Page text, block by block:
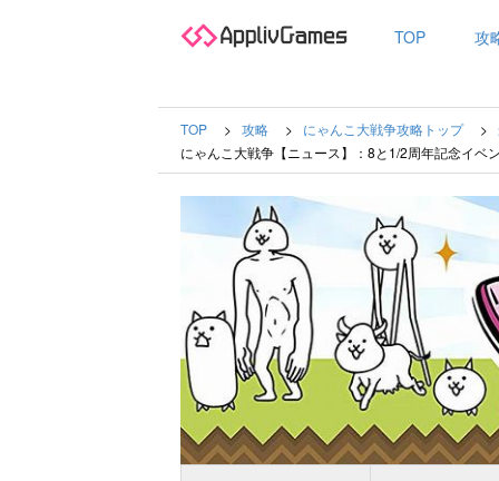
TOP 攻
TOP 攻略 にゃんこ大戦争攻略トップ
にゃんこ大戦争【ニュース】：8と1/2周年記念イベ